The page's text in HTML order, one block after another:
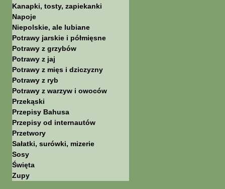
Kanapki, tosty, zapiekanki
Napoje
Niepolskie, ale lubiane
Potrawy jarskie i półmięsne
Potrawy z grzybów
Potrawy z jaj
Potrawy z mięs i dziczyzny
Potrawy z ryb
Potrawy z warzyw i owoców
Przekąski
Przepisy Bahusa
Przepisy od internautów
Przetwory
Sałatki, surówki, mizerie
Sosy
Święta
Zupy